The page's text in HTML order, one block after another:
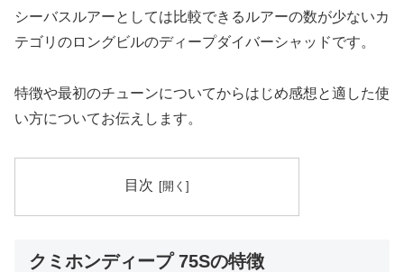
シーバスルアーとしては比較できるルアーの数が少ないカ
テゴリのロングビルのディープダイバーシャッドです。
特徴や最初のチューンについてからはじめ感想と適した使
い方についてお伝えします。
目次
クミホンディープ 75Sの特徴